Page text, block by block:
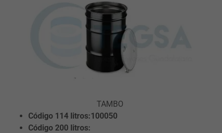
TAMBO
Código 114 litros:100050
Código 200 litros: